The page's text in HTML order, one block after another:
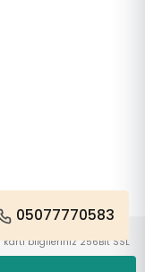
05077770583
kartı bilgileriniz 256Bit SSL